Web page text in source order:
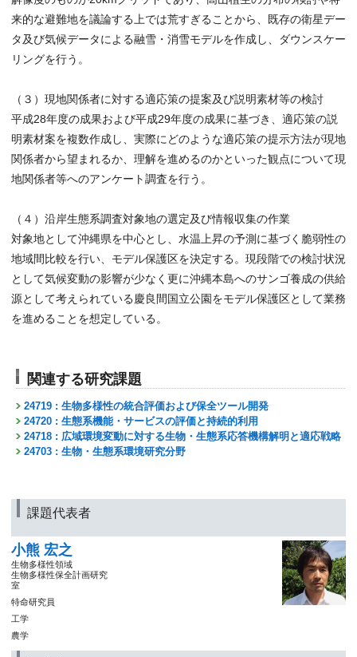
来的な避難地を議論する上では荒すぎることから、既存の衛星デー
タ及び気候データによる融雪・消雪モデルを作成し、ダウンスケー
リングを行う。
（３）現地関係者に対する適応策の提案及び説明素材等の検討
平成28年度の成果および平成29年度の成果に基づき、適応策の説
明素材案を複数作成し、実際にどのような適応策の提示方法が現地
関係者から望まれるか、理解を進めるのかといった観点について現
地関係者等へのアンケート調査を行う。
（４）沿岸生態系調査対象地の選定及び情報収集の作業
対象地として沖縄県を中心とし、水温上昇の予測に基づく脆弱性の
地域間比較を行い、モデル保護区を決定する。現段階での検討状況
として気候変動の影響が少なく更に沖縄本島へのサンゴ養成の供給
源として考えられている慶良間国立公園をモデル保護区として業務
を進めることを想定している。
関連する研究課題
24719 : 生物多様性の統合評価および保全ツール開発
24720 : 生態系機能・サービスの評価と持続的利用
24718 : 広域環境変動に対する生物・生態系応答機構解明と適応戦略
24703 : 生物・生態系環境研究分野
課題代表者
小熊 宏之
生物多様性領域
生物多様性保全計画研究
室
特命研究員
工学
農学